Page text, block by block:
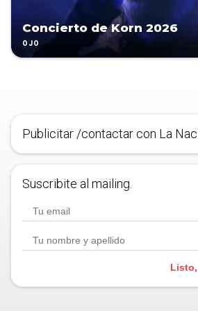
Concierto de Korn 2026
OJO
Publicitar /contactar con La
Suscribite al mailing.